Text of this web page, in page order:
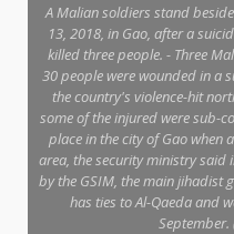
A Malian soldiers stand
13, 2018, in Gao, after a
killed three people. - Three
30 people were wounded in a
the country's violence-hit
some of the injured were sub-
place in the city of Gao when
area, the security ministry said
by the GSIM, the main jihadist
has ties to Al-Qaeda and
September.